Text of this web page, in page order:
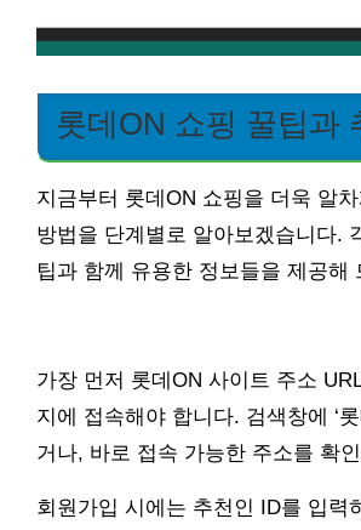
롯데ON 쇼핑 꿀팁과
지금부터 롯데ON 쇼핑을 더욱 알
방법을 단계별로 알아보겠습니다.
팁과 함께 유용한 정보들을 제공해
가장 먼저 롯데ON 사이트 주소
지에 접속해야 합니다. 검색창에 ‘
거나, 바로 접속 가능한 주소를 확
회원가입 시에는 추천인 ID를 입력